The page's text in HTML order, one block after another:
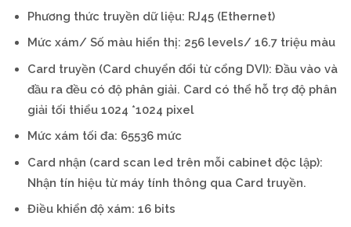
Phương thức truyền dữ liệu: RJ45 (Ethernet)
Mức xám/ Số màu hiển thị: 256 levels/ 16.7 triệu màu
Card truyền (Card chuyển đổi từ cổng DVI): Đầu vào và
đầu ra đều có độ phân giải. Card có thể hỗ trợ độ phân
giải tối thiểu 1024 *1024 pixel
Mức xám tối đa: 65536 mức
Card nhận (card scan led trên mỗi cabinet độc lập):
Nhận tín hiệu từ máy tính thông qua Card truyền.
Điều khiển độ xám: 16 bits